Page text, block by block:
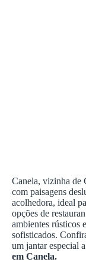
Canela, vizinha de
com paisagens
acolhedora, ideal
opções de
ambientes rústicos
sofisticados.
um jantar especial
em Canela.